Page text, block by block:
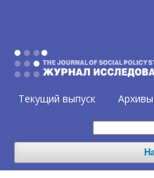
Текущий выпуск Архивы